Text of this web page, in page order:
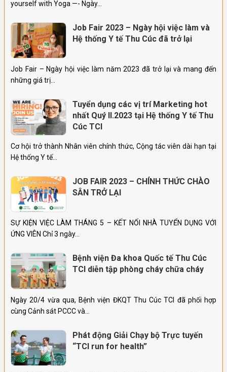
yourself with Yoga —- Ngày…
Job Fair 2023 – Ngày hội việc làm và
Hệ thống Y tế Thu Cúc đã trở lại
Job Fair – Ngày hội việc làm năm 2023 đã trở lại và mang đến
những giá trị…
Tuyển dụng các vị trí Marketing hot
nhất Quý II.2023 tại Hệ thống Y tế Thu
Cúc TCI
Cơ hội trở thành Nhân viên chính thức, Cộng tác viên dài hạn tại
Hệ thống Y tế…
JOB FAIR 2023 – CHÍNH THỨC CHÀO
SÂN TRỞ LẠI
SỰ KIỆN VIỆC LÀM THÁNG 5 – KẾT NỐI NHÀ TUYỂN DỤNG VỚI
ỨNG VIÊN Chỉ 3 ngày…
Bệnh viện Đa khoa Quốc tế Thu Cúc
TCI diễn tập phòng cháy chữa cháy
Ngày 20/4 vừa qua, Bệnh viện ĐKQT Thu Cúc TCI đã phối hợp
cùng Cảnh sát PCCC và…
Phát động Giải Chạy bộ Trực tuyến
“TCI run for health”